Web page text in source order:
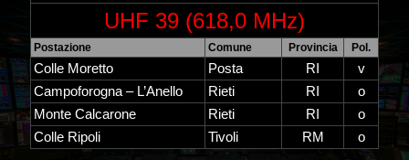
UHF 39 (618,0 MHz)
Postazione Comune Provincia Pol.
Colle Moretto Posta RI
v
Campoforogna – L’Anello
Rieti RI
o
Monte Calcarone
Rieti RI
o
Colle Ripoli
Tivoli RM o